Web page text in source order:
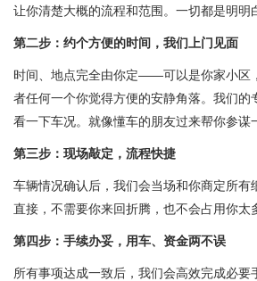
让你清楚大概的流程和范围。一切都是明明
第二步：约个方便的时间，我们上门见面
时间、地点完全由你定——可以是你家小区
者任何一个你觉得方便的安静角落。我们的
看一下车况。就像懂车的朋友过来帮你参谋
第三步：现场敲定，流程快捷
车辆情况确认后，我们会当场和你商定所有
直接，不需要你来回折腾，也不会占用你太
第四步：手续办妥，用车、资金两不误
所有事项达成一致后，我们会高效完成必要